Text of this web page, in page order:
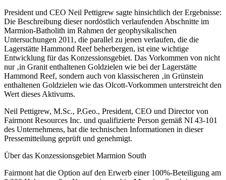
President und CEO Neil Pettigrew sagte hinsichtlich der Ergebnisse:
Die Beschreibung dieser nordöstlich verlaufenden Abschnitte im
Marmion-Batholith im Rahmen der geophysikalischen
Untersuchungen 2011, die parallel zu jenen verlaufen, die die
Lagerstätte Hammond Reef beherbergen, ist eine wichtige
Entwicklung für das Konzessionsgebiet. Das Vorkommen von nicht
nur ‚in Granit enthaltenen Goldzielen wie bei der Lagerstätte
Hammond Reef, sondern auch von klassischeren ‚in Grünstein
enthaltenen Goldzielen wie das Olcott-Vorkommen unterstreicht den
Wert dieses Aktivums.
Neil Pettigrew, M.Sc., P.Geo., President, CEO und Director von
Fairmont Resources Inc. und qualifizierte Person gemäß NI 43-101
des Unternehmens, hat die technischen Informationen in dieser
Pressemitteilung geprüft und genehmigt.
Über das Konzessionsgebiet Marmion South
Fairmont hat die Option auf den Erwerb einer 100%-Beteiligung am